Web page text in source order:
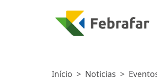
Início > Noticias >